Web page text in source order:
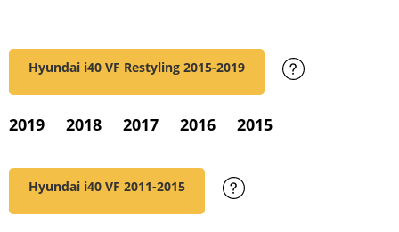
Hyundai i40 VF Restyling 2015-2019
2019 2018 2017 2016 2015
Hyundai i40 VF 2011-2015